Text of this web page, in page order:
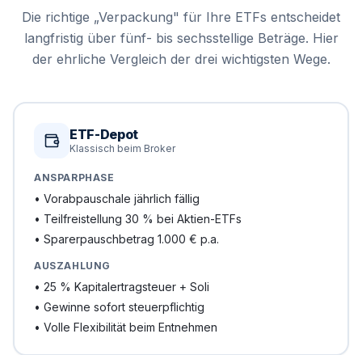
Die richtige „Verpackung" für Ihre ETFs entscheidet
langfristig über fünf- bis sechsstellige Beträge. Hier
der ehrliche Vergleich der drei wichtigsten Wege.
ETF-Depot
Klassisch beim Broker
ANSPARPHASE
• Vorabpauschale jährlich fällig
• Teilfreistellung 30 % bei Aktien-ETFs
• Sparerpauschbetrag 1.000 € p.a.
AUSZAHLUNG
• 25 % Kapitalertragsteuer + Soli
• Gewinne sofort steuerpflichtig
• Volle Flexibilität beim Entnehmen